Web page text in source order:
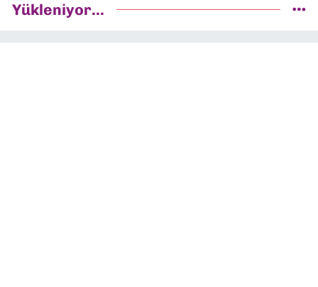
Yükleniyor...